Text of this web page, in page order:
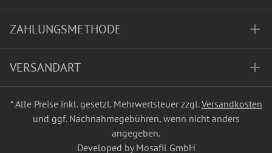
ZAHLUNGSMETHODE
VERSANDART
* Alle Preise inkl. gesetzl. Mehrwertsteuer zzgl.Versandkosten
und ggf. Nachnahmegebühren, wenn nicht anders
angegeben.
Developed by Mosafil GmbH